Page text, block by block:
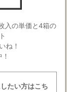
入の単価と4箱の
ね！
たい方はこち